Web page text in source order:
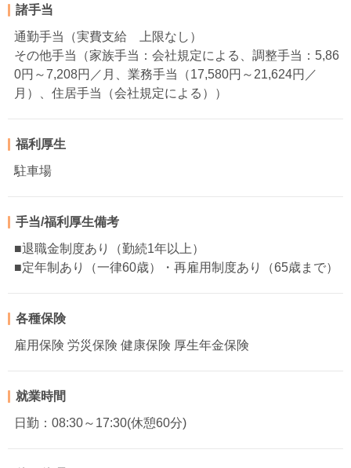
諸手当
通勤手当（実費支給 上限なし）
その他手当（家族手当：会社規定による、調整手当：5,86
0円～7,208円／月、業務手当（17,580円～21,624円／
月）、住居手当（会社規定による））
福利厚生
駐車場
手当/福利厚生備考
■退職金制度あり（勤続1年以上）
■定年制あり（一律60歳）・再雇用制度あり（65歳まで）
各種保険
雇用保険 労災保険 健康保険 厚生年金保険
就業時間
日勤：08:30～17:30(休憩60分)